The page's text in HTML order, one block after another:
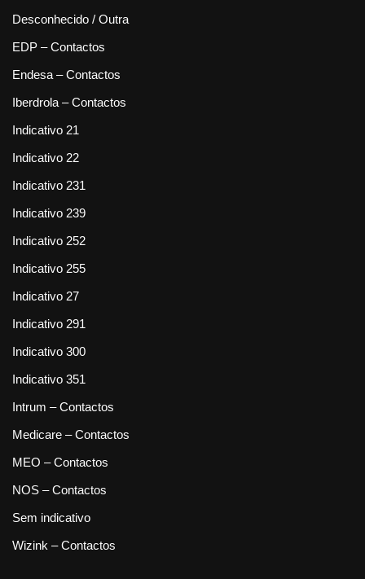
Desconhecido / Outra
EDP – Contactos
Endesa – Contactos
Iberdrola – Contactos
Indicativo 21
Indicativo 22
Indicativo 231
Indicativo 239
Indicativo 252
Indicativo 255
Indicativo 27
Indicativo 291
Indicativo 300
Indicativo 351
Intrum – Contactos
Medicare – Contactos
MEO – Contactos
NOS – Contactos
Sem indicativo
Wizink – Contactos